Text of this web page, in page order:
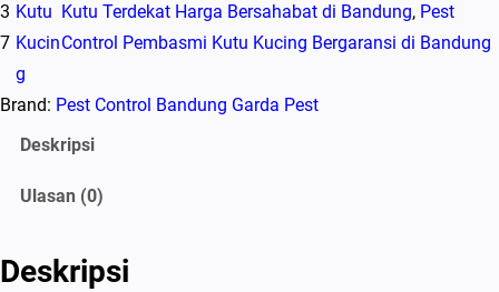
3
7
Kutu
Kucin
g
Kutu Terdekat Harga Bersahabat di Bandung, Pest
Control Pembasmi Kutu Kucing Bergaransi di Bandung
Brand: Pest Control Bandung Garda Pest
Deskripsi
Ulasan (0)
Deskripsi